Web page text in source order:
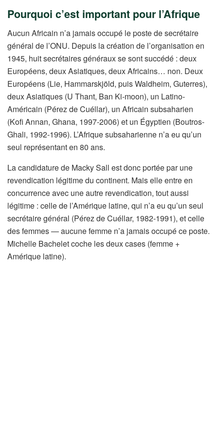
Pourquoi c’est important pour l’Afrique
Aucun Africain n’a jamais occupé le poste de secrétaire
général de l’ONU. Depuis la création de l’organisation en
1945, huit secrétaires généraux se sont succédé : deux
Européens, deux Asiatiques, deux Africains… non. Deux
Européens (Lie, Hammarskjöld, puis Waldheim, Guterres),
deux Asiatiques (U Thant, Ban Ki-moon), un Latino-
Américain (Pérez de Cuéllar), un Africain subsaharien
(Kofi Annan, Ghana, 1997-2006) et un Égyptien (Boutros-
Ghali, 1992-1996). L’Afrique subsaharienne n’a eu qu’un
seul représentant en 80 ans.
La candidature de Macky Sall est donc portée par une
revendication légitime du continent. Mais elle entre en
concurrence avec une autre revendication, tout aussi
légitime : celle de l’Amérique latine, qui n’a eu qu’un seul
secrétaire général (Pérez de Cuéllar, 1982-1991), et celle
des femmes — aucune femme n’a jamais occupé ce poste.
Michelle Bachelet coche les deux cases (femme +
Amérique latine).